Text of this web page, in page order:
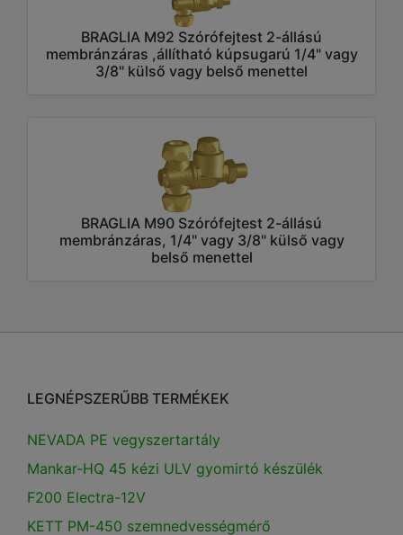
BRAGLIA M92 Szórófejtest 2-állású
membránzáras ,állítható kúpsugarú 1/4" vagy
3/8" külső vagy belső menettel
BRAGLIA M90 Szórófejtest 2-állású
membránzáras, 1/4" vagy 3/8" külső vagy
belső menettel
LEGNÉPSZERŰBB TERMÉKEK
NEVADA PE vegyszertartály
Mankar-HQ 45 kézi ULV gyomirtó készülék
F200 Electra-12V
KETT PM-450 szemnedvességmérő